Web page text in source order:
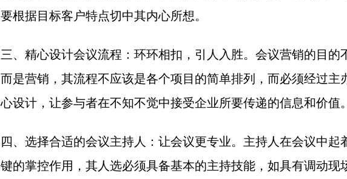
要根据目标客户特点切中其内心所想。
三、精心设计会议流程：环环相扣，引人入胜。会议营销的目的
而是营销，其流程不应该是各个项目的简单排列，而必须经过主
心设计，让参与者在不知不觉中接受企业所要传递的信息和价值。
四、选择合适的会议主持人：让会议更专业。主持人在会议中起
键的掌控作用，其人选必须具备基本的主持技能，如具有调动现